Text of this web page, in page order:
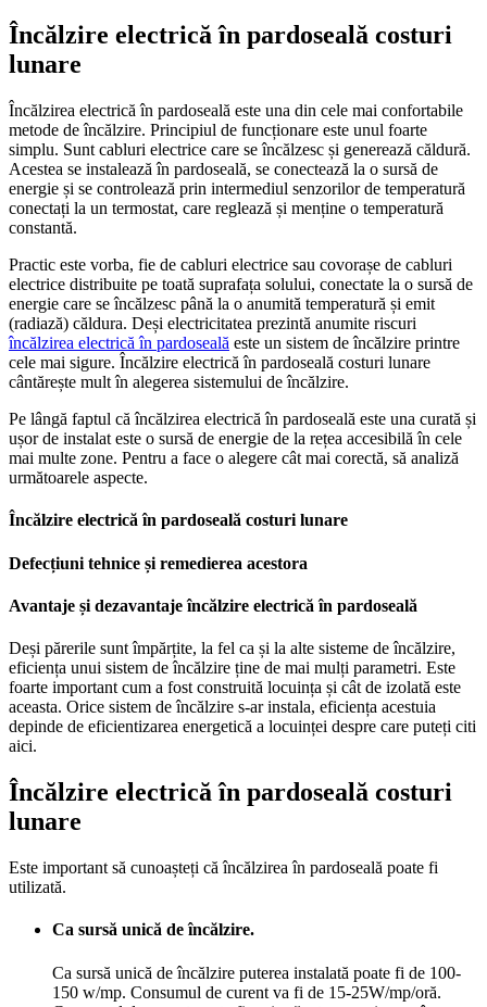
Încălzire electrică în pardoseală costuri
lunare
Încălzirea electrică în pardoseală este una din cele mai confortabile
metode de încălzire. Principiul de funcționare este unul foarte
simplu. Sunt cabluri electrice care se încălzesc și generează căldură.
Acestea se instalează în pardoseală, se conectează la o sursă de
energie și se controlează prin intermediul senzorilor de temperatură
conectați la un termostat, care reglează și menține o temperatură
constantă.
Practic este vorba, fie de cabluri electrice sau covorașe de cabluri
electrice distribuite pe toată suprafața solului, conectate la o sursă de
energie care se încălzesc până la o anumită temperatură și emit
(radiază) căldura. Deși electricitatea prezintă anumite riscuri
încălzirea electrică în pardoseală este un sistem de încălzire printre
cele mai sigure. Încălzire electrică în pardoseală costuri lunare
cântărește mult în alegerea sistemului de încălzire.
Pe lângă faptul că încălzirea electrică în pardoseală este una curată și
ușor de instalat este o sursă de energie de la rețea accesibilă în cele
mai multe zone. Pentru a face o alegere cât mai corectă, să analiză
următoarele aspecte.
Încălzire electrică în pardoseală costuri lunare
Defecțiuni tehnice și remedierea acestora
Avantaje și dezavantaje încălzire electrică în pardoseală
Deși părerile sunt împărțite, la fel ca și la alte sisteme de încălzire,
eficiența unui sistem de încălzire ține de mai mulți parametri. Este
foarte important cum a fost construită locuința și cât de izolată este
aceasta. Orice sistem de încălzire s-ar instala, eficiența acestuia
depinde de eficientizarea energetică a locuinței despre care puteți citi
aici.
Încălzire electrică în pardoseală costuri
lunare
Este important să cunoașteți că încălzirea în pardoseală poate fi
utilizată.
Ca sursă unică de încălzire.
Ca sursă unică de încălzire puterea instalată poate fi de 100-
150 w/mp. Consumul de curent va fi de 15-25W/mp/oră.